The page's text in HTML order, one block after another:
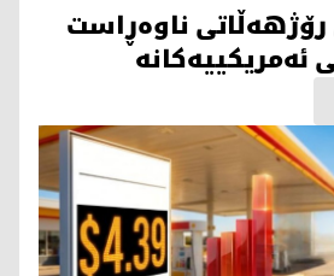
رۆژهەڵاتی ناوەڕاست
ئەمریکییەکانە